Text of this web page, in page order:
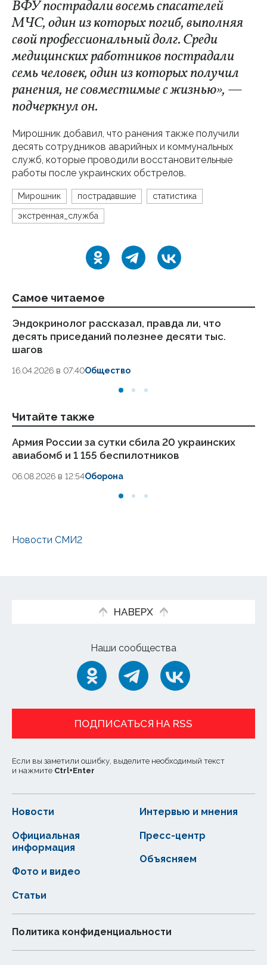
ВФУ пострадали восемь спасателей
МЧС, один из которых погиб, выполняя
свой профессиональный долг. Среди
медицинских работников пострадали
семь человек, один из которых получил
ранения, не совместимые с жизнью», —
подчеркнул он.
Мирошник добавил, что ранения также получили
десять сотрудников аварийных и коммунальных
служб, которые проводили восстановительные
работы после украинских обстрелов.
Мирошник пострадавшие статистика
экстренная_служба
Самое читаемое
Эндокринолог рассказал, правда ли, что
десять приседаний полезнее десяти тыс.
шагов
16.04.2026 в 07:40Общество
Читайте также
Армия России за сутки сбила 20 украинских
авиабомб и 1 155 беспилотников
06.08.2026 в 12:54Оборона
Новости СМИ2
НАВЕРХ
Наши сообщества
ПОДПИСАТЬСЯ НА RSS
Если вы заметили ошибку, выделите необходимый текст
и нажмите Ctrl+Enter
Новости
Статьи
Официальная
информация
Интервью и мнения
Фото и видео
Пресс-центр
Объясняем
Политика конфиденциальности